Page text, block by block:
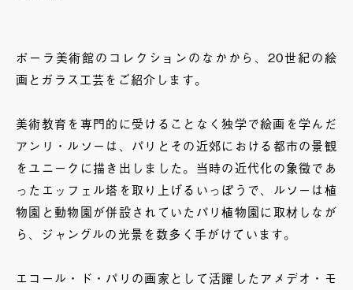
ポーラ美術館のコレクションのなかから、20世紀の絵
画とガラス工芸をご紹介します。
美術教育を専門的に受けることなく独学で絵画を学んだ
アンリ・ルソーは、パリとその近郊における都市の景観
をユニークに描き出しました。当時の近代化の象徴であ
ったエッフェル塔を取り上げるいっぽうで、ルソーは植
物園と動物園が併設されていたパリ植物園に取材しなが
ら、ジャングルの光景を数多く手がけています。
エコール・ド・パリの画家として活躍したアメデオ・モ